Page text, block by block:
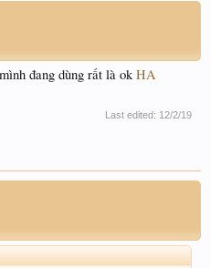
đang dùng rất là okHA
Last edited: 12/2/19